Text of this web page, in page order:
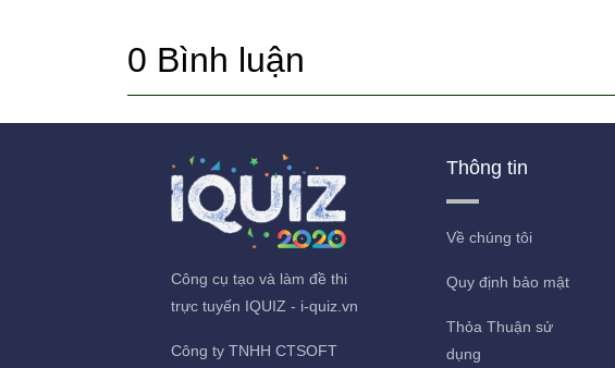
0 Bình luận
Công cụ tạo và làm đề thi
trực tuyến IQUIZ - i-quiz.vn
Công ty TNHH CTSOFT
Thông tin
Về chúng tôi
Quy định bảo mật
Thỏa Thuận sử
dụng